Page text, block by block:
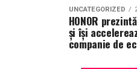
UNCATEGORIZED
HONOR
și își
companie de